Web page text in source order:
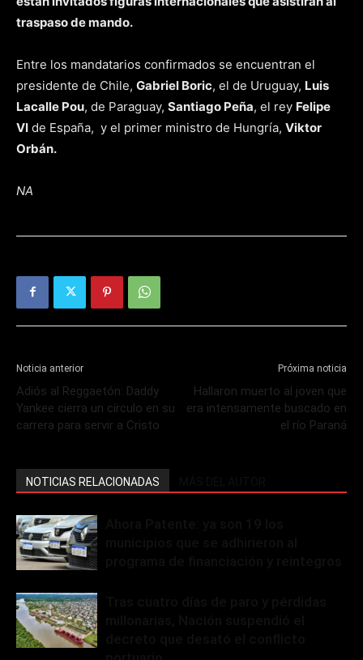
traspaso de mando.
Entre los mandatarios confirmados se encuentran el
presidente de Chile, Gabriel Boric, el de Uruguay, Luis
Lacalle Pou, de Paraguay, Santiago Peña, el rey Felipe
VI de España, y el primer ministro de Hungría, Viktor
Orbán.
NA
Noticia anterior
Adiós al Reggaetón: Daddy
Yankee cierra un círculo en su
carrera para servir a Cristo
Próxima noticia
Hallaron muerto al joven que
era intensamente buscado en
el río Paraná
NOTICIAS RELACIONADAS